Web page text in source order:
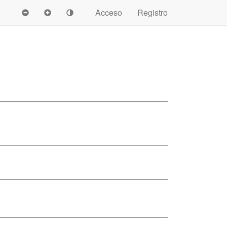
Acceso
Registro